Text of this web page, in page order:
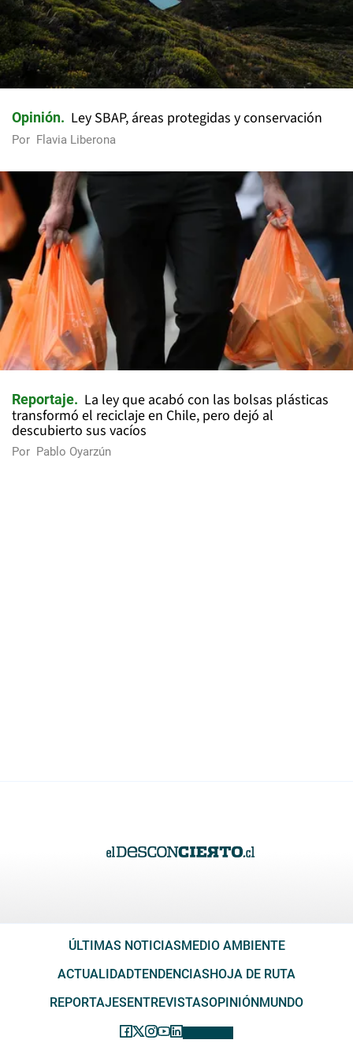
Opinión Ley SBAP, áreas protegidas y conservación
Por Flavia Liberona
Reportaje
La ley que acabó con las bolsas plásticas
transformó el reciclaje en Chile, pero dejó al
descubierto sus vacíos
Por Pablo Oyarzún
ÚLTIMAS NOTICIASMEDIO AMBIENTE
ACTUALIDADTENDENCIASHOJA DE RUTA
REPORTAJESENTREVISTASOPINIÓNMUNDO